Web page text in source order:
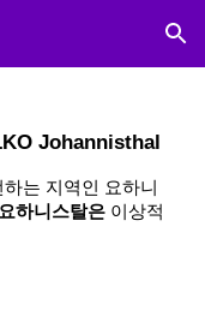
Skip to navigation
Johannisthal
는 지역인 요하니
하니스탈은 이상적